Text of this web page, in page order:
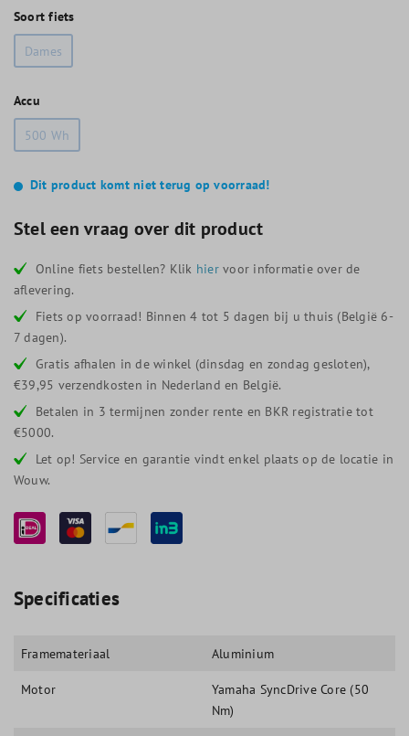
Soort fiets
Dames
Accu
500 Wh
Dit product komt niet terug op voorraad!
Stel een vraag over dit product
Online fiets bestellen? Klik hiervoor informatie over de
aflevering.
Fiets op voorraad! Binnen 4 tot 5 dagen bij u thuis (België 6-
7 dagen).
Gratis afhalen in de winkel (dinsdag en zondag gesloten),
€39,95 verzendkosten in Nederland en België.
Betalen in 3 termijnen zonder rente en BKR registratie tot
€5000.
Let op! Service en garantie vindt enkel plaats op de locatie in
Wouw.
Specificaties
Framemateriaal Aluminium
Motor
Yamaha SyncDrive Core (50
Nm)